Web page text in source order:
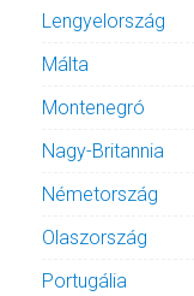
Lengyelország
Málta
Montenegró
Nagy-Britannia
Németország
Olaszország
Portugália